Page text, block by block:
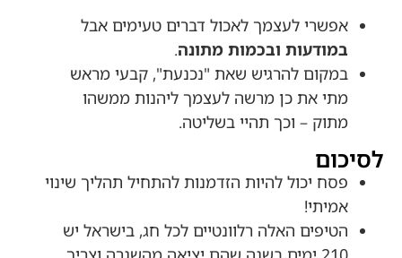
אפשרי לעצמך לאכול דברים טעימים אבל
במודעות ובכמות מתונה.
במקום להרגיש שאת "נכנעת", קבעי מראש
מתי את כן מרשה לעצמך ליהנות ממשהו
מתוק – וכך תהיי בשליטה.
לסיכום
פסח יכול להיות הזדמנות להתחיל תהליך שינוי
אמיתי!
הטיפים האלה רלוונטיים לכל חג, בישראל יש